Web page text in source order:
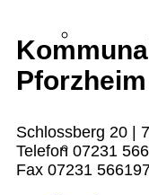
Schlossberg 20 |
Telefon 07231
Fax 07231